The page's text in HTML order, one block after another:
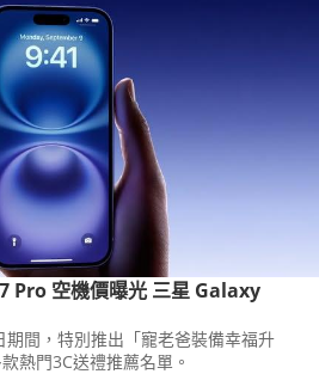
Pro 空機價曝光 三星 Galaxy
間，特別推出「寵老爸裝備幸福升
熱門3C送禮推薦名單。